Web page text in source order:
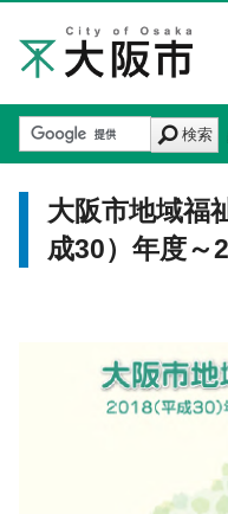
検索
大阪市地域福
成30）年度～